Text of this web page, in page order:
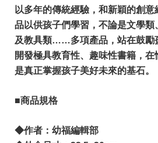
以多年的傳統經驗，和新穎的創
品以供孩子們學習，不論是文學類
及教具類……多項產品，站在鼓勵
開發極具教育性、趣味性書籍，
是真正掌握孩子美好未來的基石。
■商品規格
◆作者：幼福編輯部